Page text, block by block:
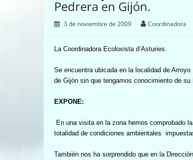
Pedrera en Gijón.
3 de noviembre de 2009 Coordinadora
La Coordinadora Ecoloxista d’Asturies.
Se encuentra ubicada en la localidad de Arroyo
de Gijón sin que tengamos conocimiento de su
EXPONE:
En una visita en la zona hemos comprobado
totalidad de condiciones ambientales
También nos ha sorprendido que en la